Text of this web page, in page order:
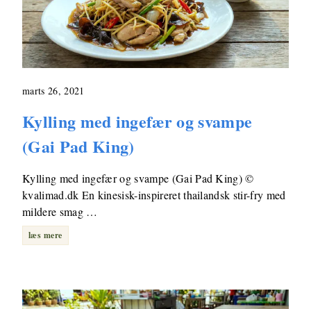
marts 26, 2021
Kylling med ingefær og svampe
(Gai Pad King)
Kylling med ingefær og svampe (Gai Pad King) ©
kvalimad.dk En kinesisk-inspireret thailandsk stir-fry med
mildere smag …
læs mere